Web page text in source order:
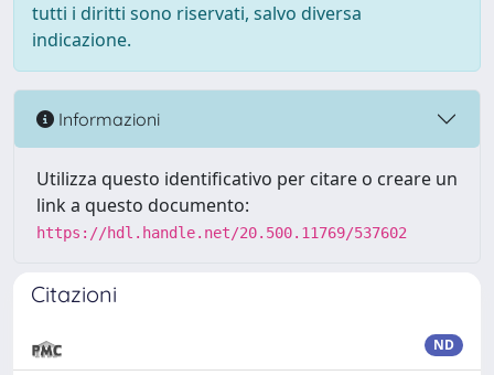
tutti i diritti sono riservati, salvo diversa
indicazione.
Informazioni
Utilizza questo identificativo per citare o creare un
link a questo documento:
https://hdl.handle.net/20.500.11769/537602
Citazioni
ND